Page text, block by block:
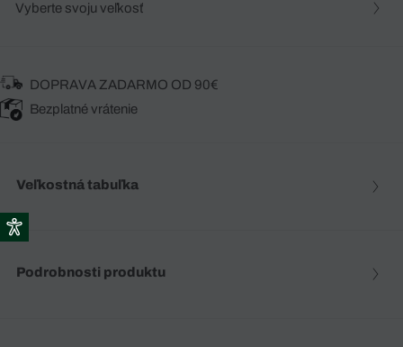
Vyberte svoju veľkosť
DOPRAVA ZADARMO OD 90€
Bezplatné vrátenie
Veľkostná tabuľka
Podrobnosti produktu